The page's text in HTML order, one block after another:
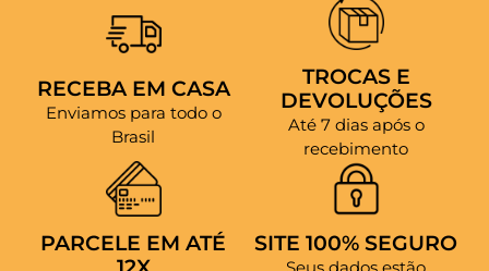
RECEBA EM CASA
Enviamos para todo o
Brasil
TROCAS E
DEVOLUÇÕES
Até 7 dias após o
recebimento
PARCELE EM ATÉ
SITE 100% SEGURO